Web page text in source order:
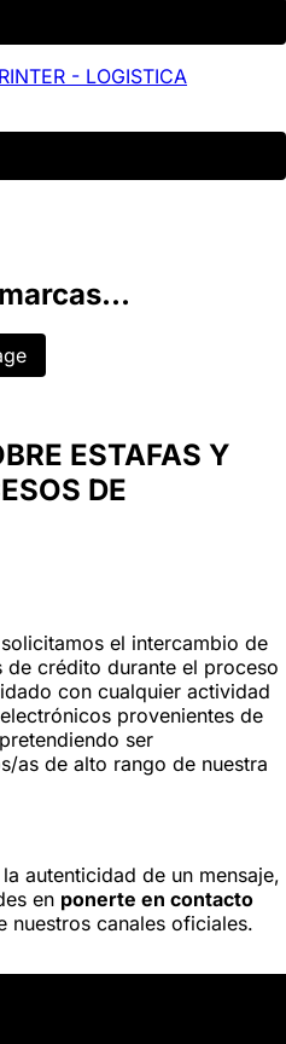
- LOGISTICA
ESTAFAS Y
DE
solicitamos el intercambio de
crédito durante el proceso
con cualquier actividad
provenientes de
ser
as de alto rango de nuestra
autenticidad de un mensaje,
en ponerte en contacto
nuestros canales oficiales.